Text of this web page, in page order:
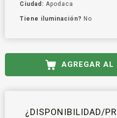
Ciudad: Apodaca
Tiene iluminación? No
AGREGAR AL
¿DISPONIBILIDAD/